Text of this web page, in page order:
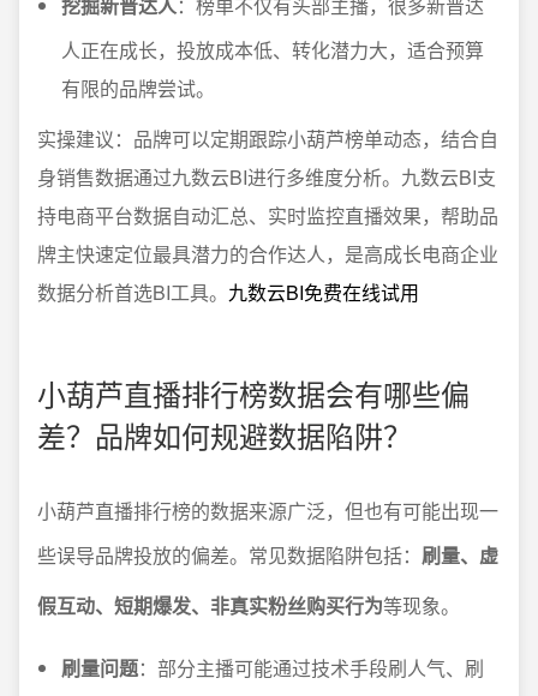
人正在成长，投放成本低、转化潜力大，适合预算
有限的品牌尝试。
实操建议：品牌可以定期跟踪小葫芦榜单动态，结合自
身销售数据通过九数云BI进行多维度分析。九数云BI支
持电商平台数据自动汇总、实时监控直播效果，帮助品
牌主快速定位最具潜力的合作达人，是高成长电商企业
数据分析首选BI工具。 九数云BI免费在线试用
小葫芦直播排行榜数据会有哪些偏
差？品牌如何规避数据陷阱？
小葫芦直播排行榜的数据来源广泛，但也有可能出现一
些误导品牌投放的偏差。常见数据陷阱包括： 刷量、虚
假互动、短期爆发、非真实粉丝购买行为等现象。
刷量问题：部分主播可能通过技术手段刷人气、刷